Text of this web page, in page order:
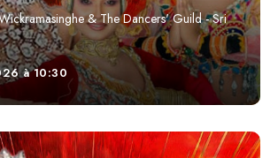
& The Dancers' Guild - Sri
à 10:30